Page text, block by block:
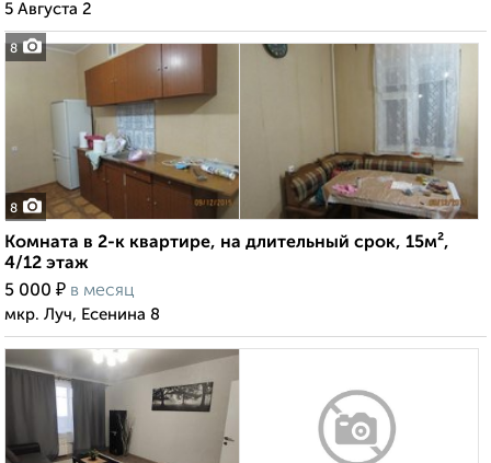
8
5 Августа 2
8
Комната в 2-к квартире, на длительный срок, 15м²,
4/12 этаж
5 000 ₽ в месяц
мкр. Луч, Есенина 8